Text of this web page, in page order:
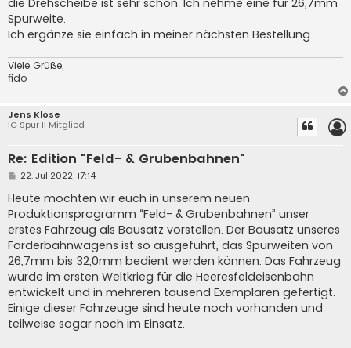
g
Spurweite.
Ich ergänze sie einfach in meiner nächsten Bestellung.
Viele Grüße,
fido
Jens Klose
IG Spur II Mitglied
Re: Edition "Feld- & Grubenbahnen"
B
i
t
r
a
g
22. Jul 2022, 17:14
Heute möchten wir euch in unserem neuen
Produktionsprogramm “Feld- & Grubenbahnen” unser
erstes Fahrzeug als Bausatz vorstellen. Der Bausatz unseres
Förderbahnwagens ist so ausgeführt, das Spurweiten von
26,7mm bis 32,0mm bedient werden können. Das Fahrzeug
wurde im ersten Weltkrieg für die Heeresfeldeisenbahn
entwickelt und in mehreren tausend Exemplaren gefertigt.
Einige dieser Fahrzeuge sind heute noch vorhanden und
teilweise sogar noch im Einsatz.